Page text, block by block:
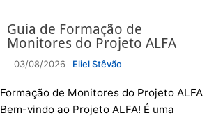
Guia de Formação de
Monitores do Projeto ALFA
03/08/2026 Eliel Stêvão
Formação de Monitores do Projeto ALFA
Bem-vindo ao Projeto ALFA! É uma